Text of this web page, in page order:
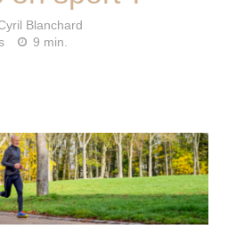
Blanchard
9 min.